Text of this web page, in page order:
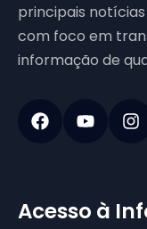
principais
com foco em
informação de
Acesso à